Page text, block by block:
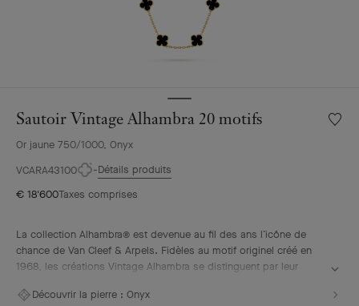
Sautoir Vintage Alhambra 20 motifs
Or jaune 750/1000, Onyx
Liste
VCARA43100
Détails produits
€ 18'600Taxes comprises
La collection Alhambra® est devenue au fil des ans l’icône de
chance de Van Cleef & Arpels. Fidèles au motif originel créé en
1968, les créations Vintage Alhambra se distinguent par leur
motifs symboles de chance s’ornent d’un délicat contour de
Découvrir la pierre : Onyx